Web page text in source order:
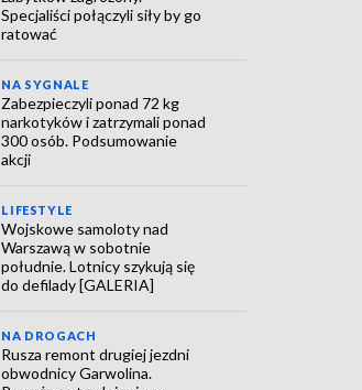
Specjaliści połączyli siły by go
ratować
NA SYGNALE
Zabezpieczyli ponad 72 kg
narkotyków i zatrzymali ponad
300 osób. Podsumowanie
akcji
LIFESTYLE
Wojskowe samoloty nad
Warszawą w sobotnie
południe. Lotnicy szykują się
do defilady [GALERIA]
NA DROGACH
Rusza remont drugiej jezdni
obwodnicy Garwolina.